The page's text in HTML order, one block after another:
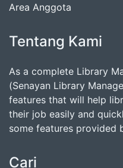
Area Anggota
Tentang Kami
As a complete Library
(Senayan Library
features that will help
their job easily and
some features provided
Cari